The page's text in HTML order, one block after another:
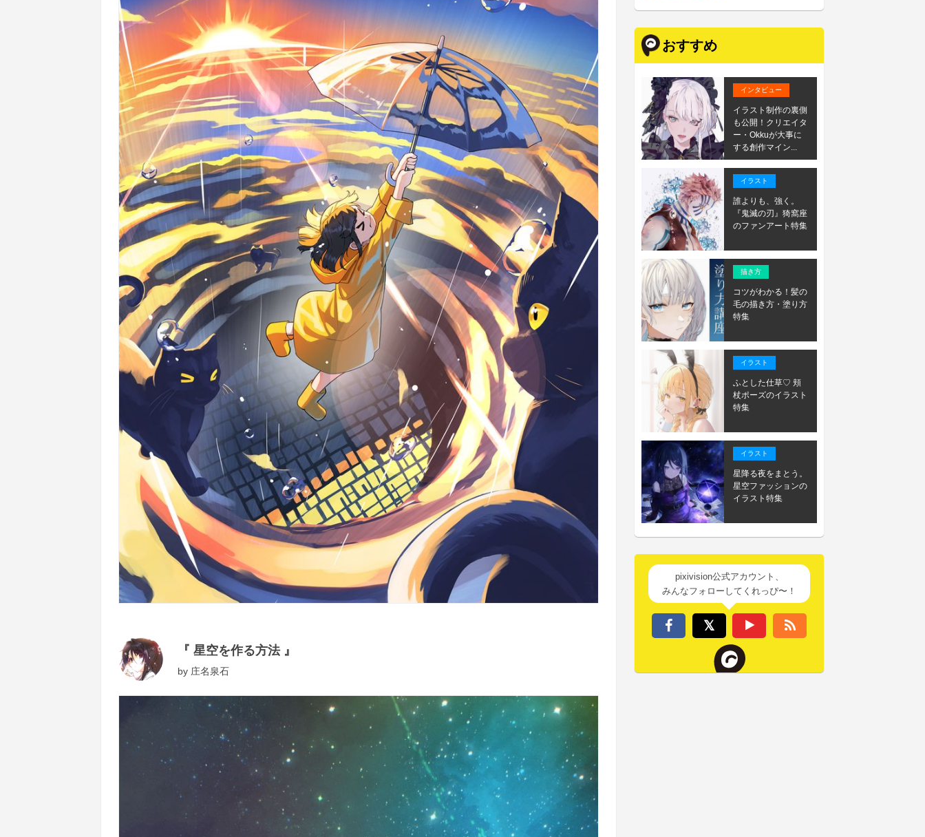
『 星空を作る方法 』
by 庄名泉石
おすすめ
インタビュー
イラスト制作の裏側
も公開！クリエイタ
ー・Okkuが大事に
する創作マイン...
イラスト
誰よりも、強く。
『鬼滅の刃』猗窩座
のファンアート特集
描き方
コツがわかる！髪の
毛の描き方・塗り方
特集
イラスト
ふとした仕草♡ 頬
杖ポーズのイラスト
特集
イラスト
星降る夜をまとう。
星空ファッションの
イラスト特集
pixivision公式アカウント、
みんなフォローしてくれっぴ〜！